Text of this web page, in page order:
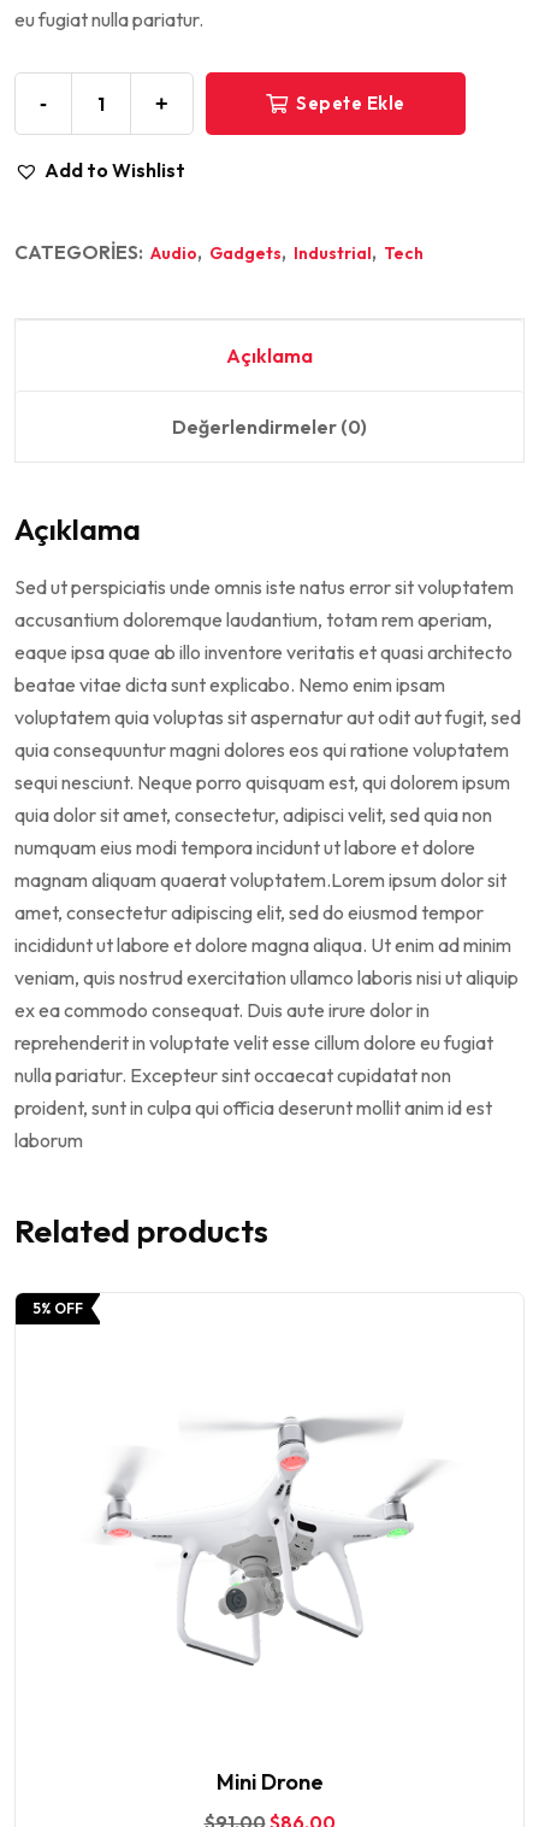
eu fugiat nulla pariatur.
- + Sepete Ekle
Add to Wishlist
CATEGORIES: Audio, Gadgets, Industrial, Tech
Açıklama
Değerlendirmeler (0)
Açıklama
Sed ut perspiciatis unde omnis iste natus error sit voluptatem
accusantium doloremque laudantium, totam rem aperiam,
eaque ipsa quae ab illo inventore veritatis et quasi architecto
beatae vitae dicta sunt explicabo. Nemo enim ipsam
voluptatem quia voluptas sit aspernatur aut odit aut fugit, sed
quia consequuntur magni dolores eos qui ratione voluptatem
sequi nesciunt. Neque porro quisquam est, qui dolorem ipsum
quia dolor sit amet, consectetur, adipisci velit, sed quia non
numquam eius modi tempora incidunt ut labore et dolore
magnam aliquam quaerat voluptatem.Lorem ipsum dolor sit
amet, consectetur adipiscing elit, sed do eiusmod tempor
incididunt ut labore et dolore magna aliqua. Ut enim ad minim
veniam, quis nostrud exercitation ullamco laboris nisi ut aliquip
ex ea commodo consequat. Duis aute irure dolor in
reprehenderit in voluptate velit esse cillum dolore eu fugiat
nulla pariatur. Excepteur sint occaecat cupidatat non
proident, sunt in culpa qui officia deserunt mollit anim id est
laborum
Related products
5% OFF
Mini Drone
$91.00$86.00